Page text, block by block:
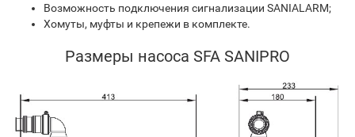
Возможность подключения сигнализации SANIALARM;
Хомуты, муфты и крепежи в комплекте.
Размеры насоса SFA SANIPRO